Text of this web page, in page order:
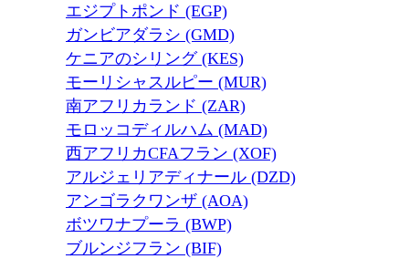
エジプトポンド (EGP)
ガンビアダラシ (GMD)
ケニアのシリング (KES)
モーリシャスルピー (MUR)
南アフリカランド (ZAR)
モロッコディルハム (MAD)
西アフリカCFAフラン (XOF)
アルジェリアディナール (DZD)
アンゴラクワンザ (AOA)
ボツワナプーラ (BWP)
ブルンジフラン (BIF)